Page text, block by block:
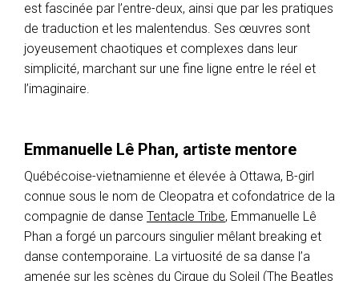
est fascinée par l’entre-deux, ainsi que par les pratiques
de traduction et les malentendus. Ses œuvres sont
joyeusement chaotiques et complexes dans leur
simplicité, marchant sur une fine ligne entre le réel et
l’imaginaire.
Emmanuelle Lê Phan, artiste mentore
Québécoise-vietnamienne et élevée à Ottawa, B-girl
connue sous le nom de Cleopatra et cofondatrice de la
compagnie de danse Tentacle Tribe, Emmanuelle Lê
Phan a forgé un parcours singulier mêlant breaking et
danse contemporaine. La virtuosité de sa danse l’a
amenée sur les scènes du Cirque du Soleil (The Beatles